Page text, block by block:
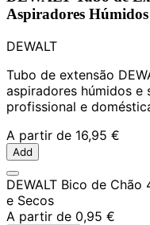
Aspiradores Húmidos
DEWALT
Tubo de extensão
aspiradores húmidos e
profissional e
A partir de 16,95 €
Add
DEWALT Bico de
e Secos
A partir de 0,95 €